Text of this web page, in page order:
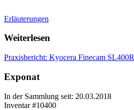
Erläuterungen
Weiterlesen
Praxisbericht: Kyocera Finecam SL400R
Exponat
In der Sammlung seit: 20.03.2018
Inventar #10400